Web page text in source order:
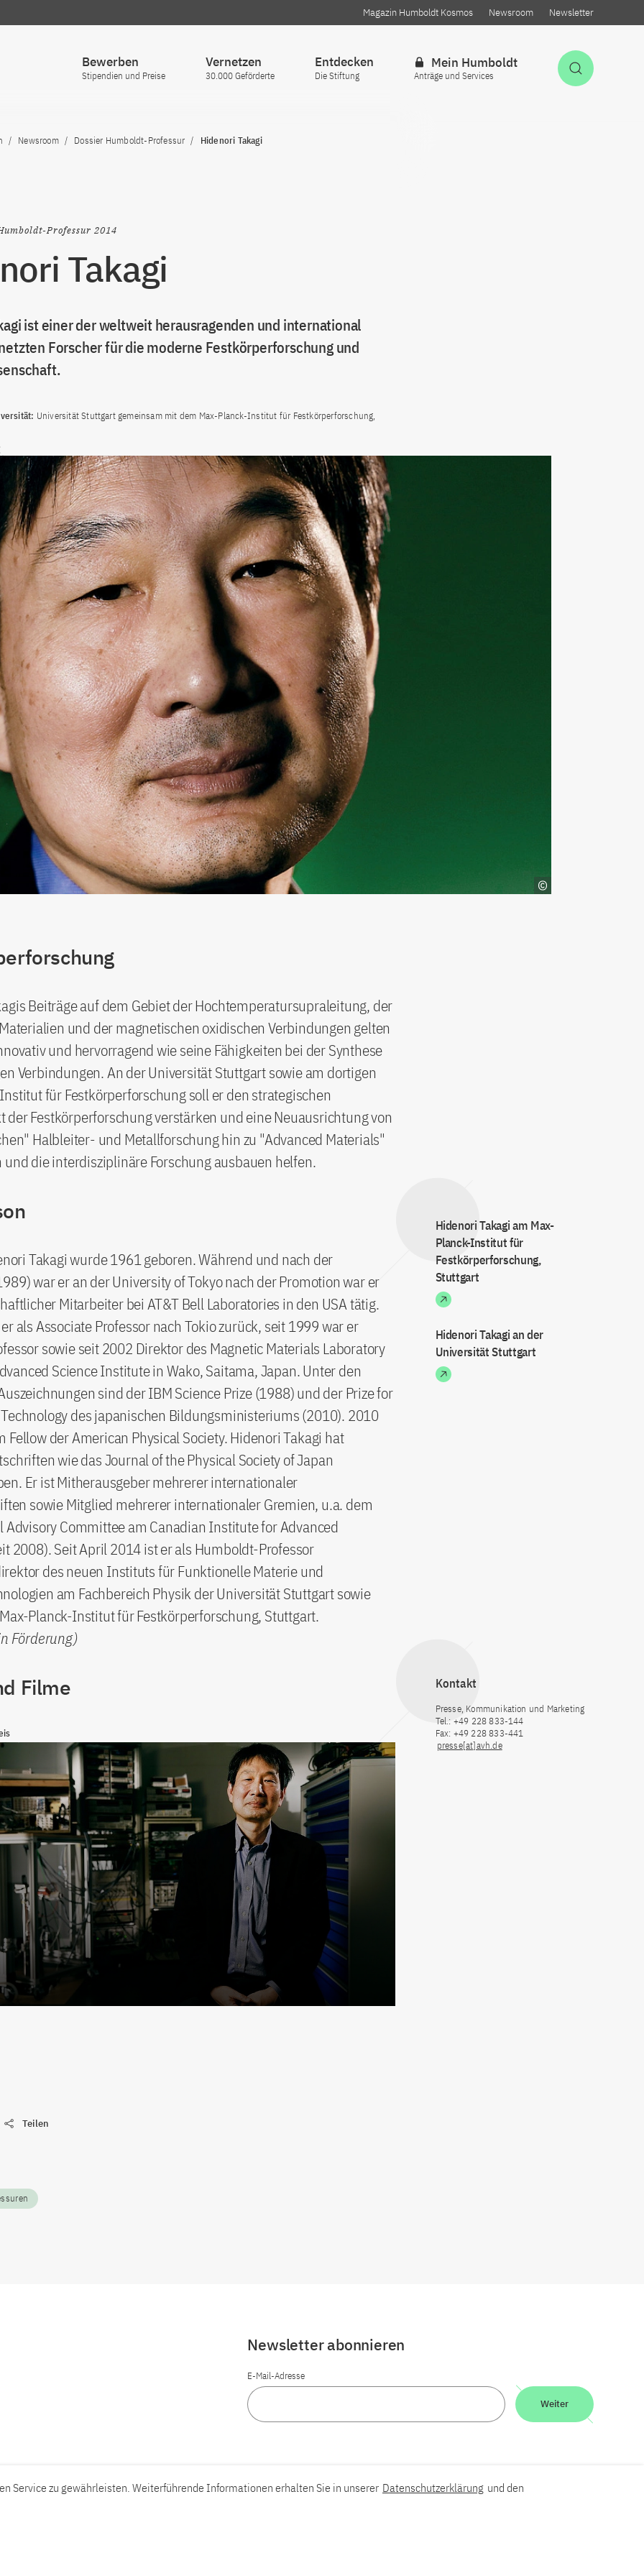
Magazin Humboldt Kosmos Newsroom Newsletter
Bewerben
Stipendien und Preise
Vernetzen
30.000 Geförderte
Entdecken
Die Stiftung
Mein Humboldt
Anträge und Services
Newsroom Dossier Humboldt-Professur Hidenori Takagi
Professur 2014
Takagi
ist einer der weltweit herausragenden und international
Forscher für die moderne Festkörperforschung und
Universität Stuttgart gemeinsam mit dem Max-Planck-Institut für Festkörperforschung,
Beiträge auf dem Gebiet der Hochtemperatursupraleitung, der
und der magnetischen oxidischen Verbindungen gelten
und hervorragend wie seine Fähigkeiten bei der Synthese
Verbindungen. An der Universität Stuttgart sowie am dortigen
für Festkörperforschung soll er den strategischen
der Festkörperforschung verstärken und eine Neuausrichtung von
Halbleiter- und Metallforschung hin zu "Advanced Materials"
die interdisziplinäre Forschung ausbauen helfen.
Hidenori Takagi am Max-
Planck-Institut für
Festkörperforschung,
Stuttgart
Hidenori Takagi an der
Universität Stuttgart
Takagi wurde 1961 geboren. Während und nach der
war er an der University of Tokyo nach der Promotion war er
Mitarbeiter bei AT&T Bell Laboratories in den USA tätig.
als Associate Professor nach Tokio zurück, seit 1999 war er
sowie seit 2002 Direktor des Magnetic Materials Laboratory
Science Institute in Wako, Saitama, Japan. Unter den
sind der IBM Science Prize (1988) und der Prize for
des japanischen Bildungsministeriums (2010). 2010
Fellow der American Physical Society. Hidenori Takagi hat
wie das Journal of the Physical Society of Japan
Er ist Mitherausgeber mehrerer internationaler
sowie Mitglied mehrerer internationaler Gremien, u.a. dem
Committee am Canadian Institute for Advanced
2008). Seit April 2014 ist er als Humboldt-Professor
des neuen Instituts für Funktionelle Materie und
am Fachbereich Physik der Universität Stuttgart sowie
Planck-Institut für Festkörperforschung, Stuttgart.
Förderung)
Kontakt
Presse, Kommunikation und Marketing
Tel.: +49 228 833-144
Fax: +49 228 833-441
presse[at]avh.de
Filme
abspielen
Teilen
Newsletter abonnieren
E-Mail-Adresse
Weiter
Service zu gewährleisten. Weiterführende Informationen erhalten Sie in unserer Datenschutzerklärung und den